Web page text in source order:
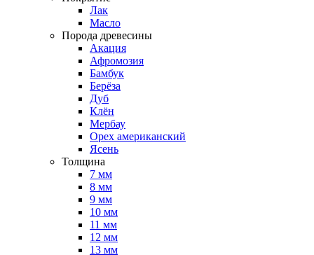
Лак
Масло
Порода древесины
Акация
Афромозия
Бамбук
Берёза
Дуб
Клён
Мербау
Орех американский
Ясень
Толщина
7 мм
8 мм
9 мм
10 мм
11 мм
12 мм
13 мм